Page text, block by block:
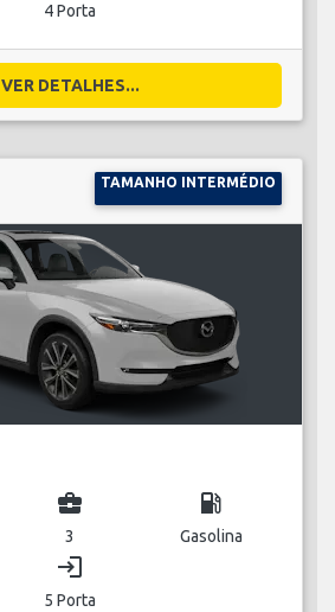
4 Porta
VER DETALHES...
TAMANHO INTERMÉDIO
business_center
3
local_gas_station
Gasolina
login
5 Porta